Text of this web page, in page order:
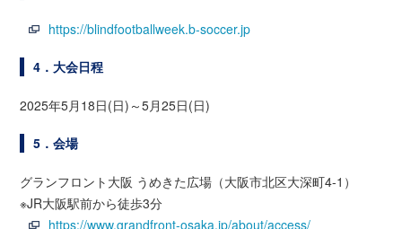
https://blindfootballweek.b-soccer.jp
4．大会日程
2025年5月18日(日)～5月25日(日)
5．会場
グランフロント大阪 うめきた広場（大阪市北区大深町4-1）
※JR大阪駅前から徒歩3分
https://www.grandfront-osaka.jp/about/access/